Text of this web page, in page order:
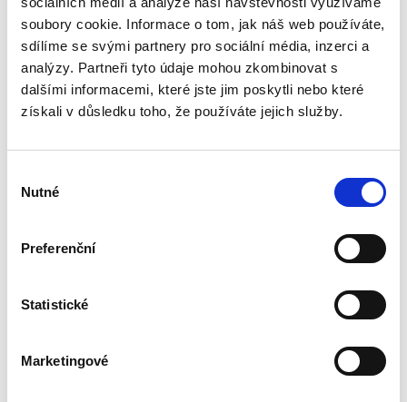
soubory cookie. Informace o tom, jak náš web používáte,
sdílíme se svými partnery pro sociální média, inzerci a
analýzy. Partneři tyto údaje mohou zkombinovat s
dalšími informacemi, které jste jim poskytli nebo které
získali v důsledku toho, že používáte jejich služby.
souhlasu
Nutné
Preferenční
Statistické
Marketingové
Tzv. zvláštní řízení soudní zákonodárce nově
upravil v jediném kodexu, a tím je oddělil od
běžných civilních sporů. Nynější právní úprava si
zasluhuje podrobnou praktickou i teoretickou
analýzu....
věci v novém
Jana Petrov Křiváčková a kol.